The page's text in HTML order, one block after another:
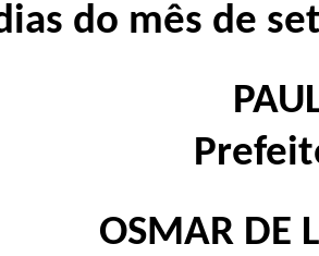
do mês de
OSMAR DE